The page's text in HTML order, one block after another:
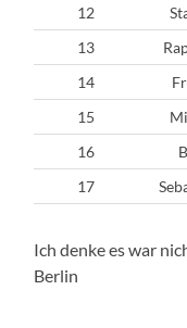
12
13
14
15
16
17
Ich denke es war
Berlin